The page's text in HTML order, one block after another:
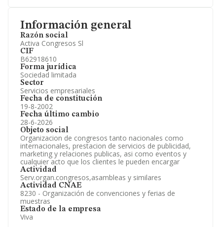
Información general
Razón social
Activa Congresos Sl
CIF
B62918610
Forma jurídica
Sociedad limitada
Sector
Servicios empresariales
Fecha de constitución
19-8-2002
Fecha último cambio
28-6-2026
Objeto social
Organizacion de congresos tanto nacionales como
internacionales, prestacion de servicios de publicidad,
marketing y relaciones publicas, asi como eventos y
cualquier acto que los clientes le pueden encargar
Actividad
Serv.organ.congresos,asambleas y similares
Actividad CNAE
8230 - Organización de convenciones y ferias de
muestras
Estado de la empresa
Viva